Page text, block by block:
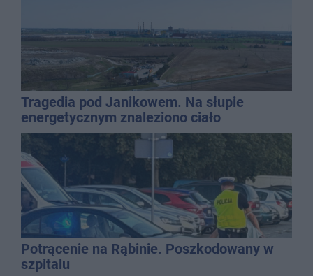
Tragedia pod Janikowem. Na słupie
energetycznym znaleziono ciało
mężczyzny
Potrącenie na Rąbinie. Poszkodowany w
szpitalu